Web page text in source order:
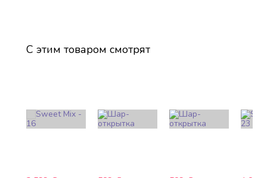
С этим товаром смотрят